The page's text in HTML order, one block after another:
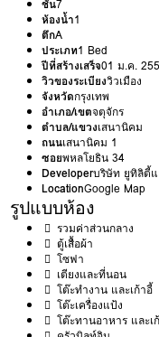
ชั้น7
ห้องน้ำ1
ตึกA
ประเภท1 Bed
ปีที่สร้างเสร็จ01 ม.ค.
วิวของระเบียงวิวเมือง
จังหวัดกรุงเทพ
อำเภอ/เขตจตุจักร
ตำบล/แขวงเสนานิคม
ถนนเสนานิคม 1
ซอยพหลโยธิน 34
Developerบริษัท ยูทิลิตี้
LocationGoogle Map
รูปแบบห้อง
รวมค่าส่วนกลาง
ตู้เสื้อผ้า
โซฟา
เตียงและที่นอน
โต๊ะทำงาน และเก้าอี้
โต๊ะเครื่องแป้ง
โต๊ะทานอาหาร และเ